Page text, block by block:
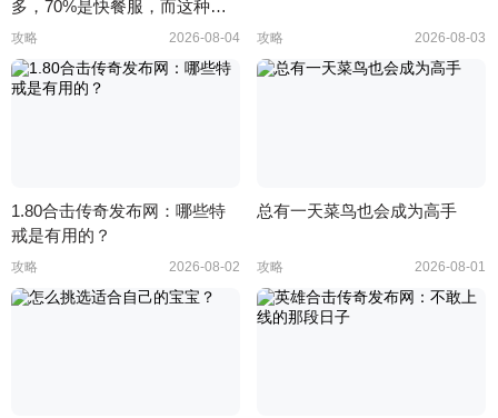
多，70%是快餐服，而这种版
本能做养老服
攻略 2026-08-04 攻略 2026-08-03
1.80合击传奇发布网：哪些特
戒是有用的？
攻略 2026-08-02
总有一天菜鸟也会成为高手
攻略 2026-08-01